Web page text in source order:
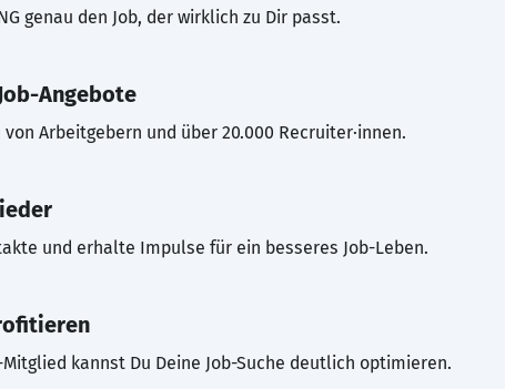
genau den Job, der wirklich zu Dir passt.
Angebote
von Arbeitgebern und über 20.000 Recruiter·innen.
und erhalte Impulse für ein besseres Job-Leben.
kannst Du Deine Job-Suche deutlich optimieren.